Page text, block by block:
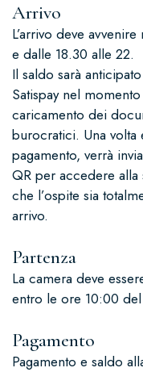
Arrivo
L’arrivo deve
e dalle 18.30 alle 22.
Il saldo sarà
Satispay nel
caricamento dei
burocratici. Una
pagamento, verrà
QR per accedere
che l’ospite sia
arrivo.
Partenza
La camera deve
entro le ore 10:00
Pagamento
Pagamento e saldo